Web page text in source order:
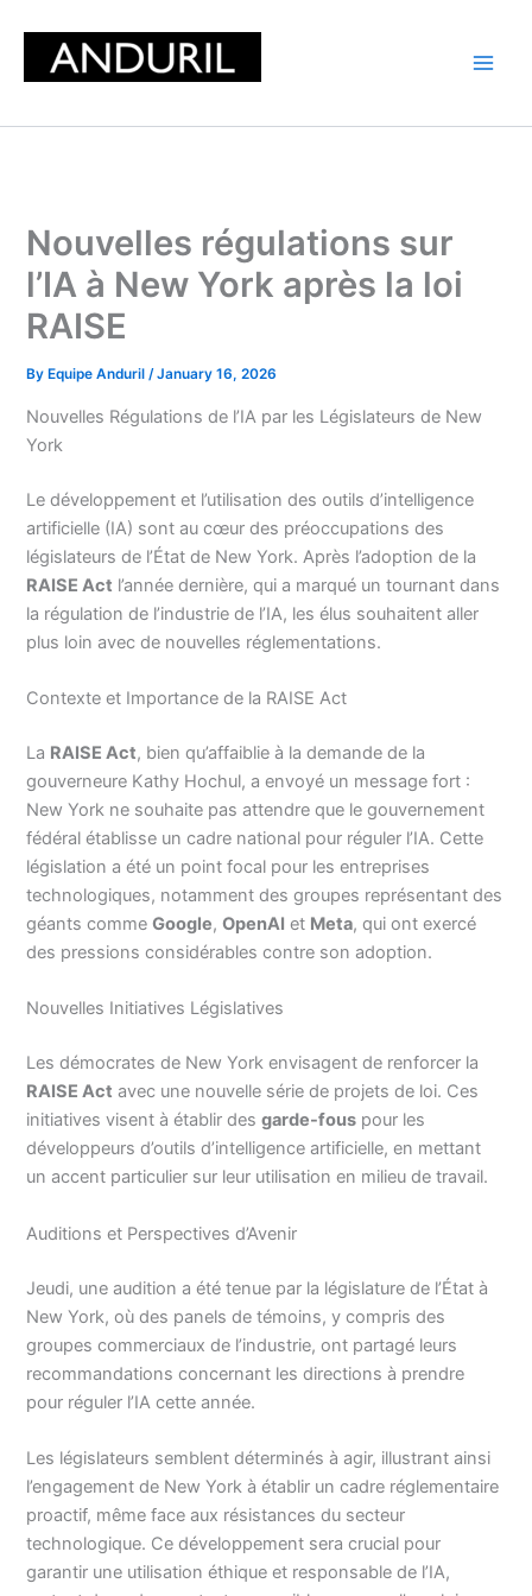
content
Nouvelles régulations sur
l’IA à New York après la loi
RAISE
By Equipe Anduril/January 16, 2026
Nouvelles Régulations de l’IA par les Législateurs de New
York
Le développement et l’utilisation des outils d’intelligence
artificielle (IA) sont au cœur des préoccupations des
législateurs de l’État de New York. Après l’adoption de la
RAISE Act l’année dernière, qui a marqué un tournant dans
la régulation de l’industrie de l’IA, les élus souhaitent aller
plus loin avec de nouvelles réglementations.
Contexte et Importance de la RAISE Act
La RAISE Act, bien qu’affaiblie à la demande de la
gouverneure Kathy Hochul, a envoyé un message fort :
New York ne souhaite pas attendre que le gouvernement
fédéral établisse un cadre national pour réguler l’IA. Cette
législation a été un point focal pour les entreprises
technologiques, notamment des groupes représentant des
géants commeGoogle,OpenAI et Meta, qui ont exercé
des pressions considérables contre son adoption.
Nouvelles Initiatives Législatives
Les démocrates de New York envisagent de renforcer la
RAISE Act avec une nouvelle série de projets de loi. Ces
initiatives visent à établir desgarde-fous pour les
développeurs d’outils d’intelligence artificielle, en mettant
un accent particulier sur leur utilisation en milieu de travail.
Auditions et Perspectives d’Avenir
Jeudi, une audition a été tenue par la législature de l’État à
New York, où des panels de témoins, y compris des
groupes commerciaux de l’industrie, ont partagé leurs
recommandations concernant les directions à prendre
pour réguler l’IA cette année.
Les législateurs semblent déterminés à agir, illustrant ainsi
l’engagement de New York à établir un cadre réglementaire
proactif, même face aux résistances du secteur
technologique. Ce développement sera crucial pour
garantir une utilisation éthique et responsable de l’IA,